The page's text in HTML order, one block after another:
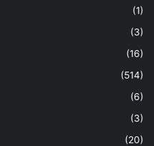
(1)
(3)
(16)
(514)
(6)
(3)
(20)